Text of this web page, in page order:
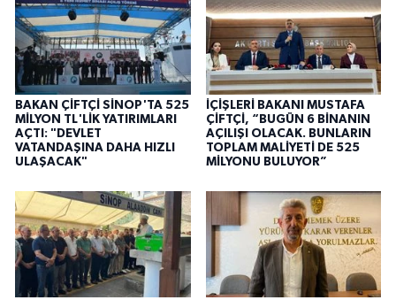
BAKAN ÇİFTÇİ SİNOP'TA 525
MİLYON TL'LİK YATIRIMLARI
AÇTI: "DEVLET
VATANDAŞINA DAHA HIZLI
ULAŞACAK"
İÇİŞLERİ BAKANI MUSTAFA
ÇİFTÇİ, “BUGÜN 6 BİNANIN
AÇILIŞI OLACAK. BUNLARIN
TOPLAM MALİYETİ DE 525
MİLYONU BULUYOR”